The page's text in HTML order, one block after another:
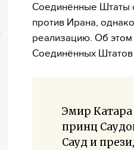
Соединённые Штаты
против Ирана,
реализацию. Об этом
Соединённых
Эмир
принц
Сауд и